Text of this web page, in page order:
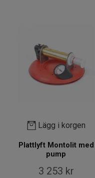
Lägg i korgen
Plattlyft Montolit med
pump
3 253 kr